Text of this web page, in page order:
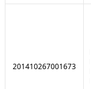
201410267001673